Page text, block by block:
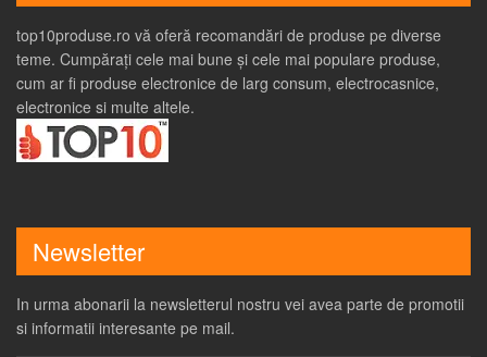
top10produse.ro vă oferă recomandări de produse pe diverse
teme. Cumpărați cele mai bune și cele mai populare produse,
cum ar fi produse electronice de larg consum, electrocasnice,
electronice si multe altele.
Newsletter
In urma abonarii la newsletterul nostru vei avea parte de promotii
si informatii interesante pe mail.